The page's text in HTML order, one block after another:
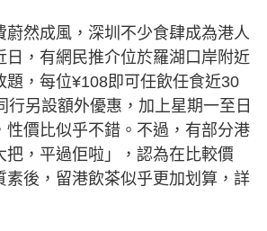
蔚然成風，深圳不少食肆成為港人
日，有網民推介位於羅湖口岸附近
題，每位¥108即可任飲任食近30
行另設額外優惠，加上星期一至日
性價比似乎不錯。不過，有部分港
把，平過佢啦」，認為在比較價
素後，留港飲茶似乎更加划算，詳